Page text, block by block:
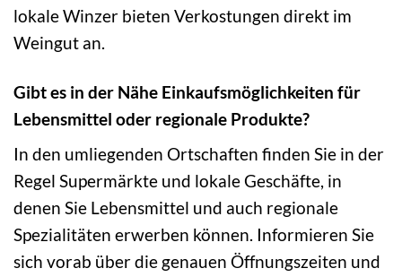
lokale Winzer bieten Verkostungen direkt im
Weingut an.
Gibt es in der Nähe Einkaufsmöglichkeiten für
Lebensmittel oder regionale Produkte?
In den umliegenden Ortschaften finden Sie in der
Regel Supermärkte und lokale Geschäfte, in
denen Sie Lebensmittel und auch regionale
Spezialitäten erwerben können. Informieren Sie
sich vorab über die genauen Öffnungszeiten und